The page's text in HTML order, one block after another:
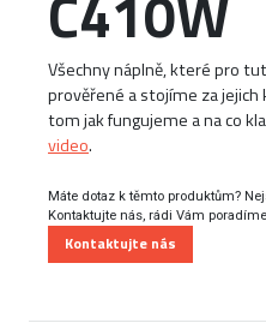
Všechny náplně, které pro
prověřené a stojíme za
tom jak fungujeme a na co
video.
Máte dotaz k těmto produktům?
Kontaktujte nás, rádi Vám
Kontaktujte nás